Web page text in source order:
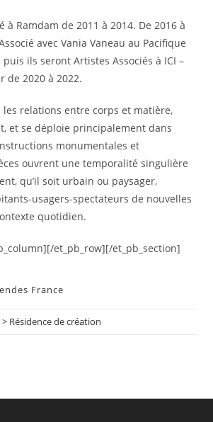
à Ramdam de 2011 à 2014. De 2016 à
avec Vania Vaneau au Pacifique
puis ils seront Artistes Associés à ICI –
de 2020 à 2022.
relations entre corps et matière,
et se déploie principalement dans
monumentales et
ouvrent une temporalité singulière
qu’il soit urbain ou paysager,
usagers-spectateurs de nouvelles
quotidien.
et_pb_row][/et_pb_section]
France
Résidence de création